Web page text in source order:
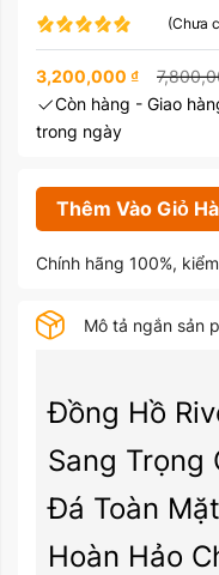
(Chưa
3,200,000 ₫
Còn hàng - Giao
trong ngày
Thêm Vào Giỏ
Chính hãng 100%,
Mô tả ngắn sản
Đồng Hồ
Sang Trọng
Đá Toàn
Hoàn Hảo